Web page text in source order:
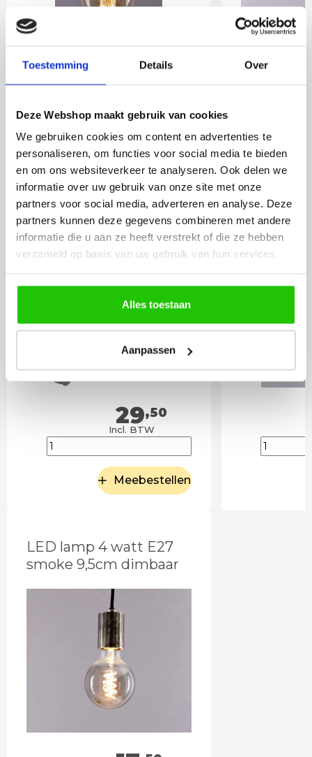
Toestemming Details Over
Deze Webshop maakt gebruik van cookies
We gebruiken cookies om content en advertenties te
personaliseren, om functies voor social media te bieden
en om ons websiteverkeer te analyseren. Ook delen we
informatie over uw gebruik van onze site met onze
partners voor social media, adverteren en analyse. Deze
partners kunnen deze gegevens combineren met andere
informatie die u aan ze heeft verstrekt of die ze hebben
verzameld op basis van uw gebruik van hun services.
Alles toestaan
Aanpassen
22,50
Meebestellen
3standen| E27 grote
fitting | smoke | 125mm
12,5cm
29,50
Incl. BTW
Meebestellen
LED
goud
LED lamp 4 watt E27
smoke 9,5cm dimbaar